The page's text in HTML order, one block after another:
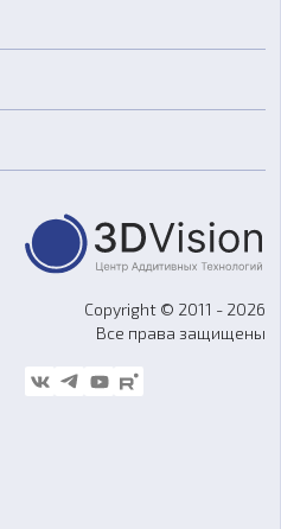
вакуумного литья
Copyright © 2011 - 2026
Все права защищены